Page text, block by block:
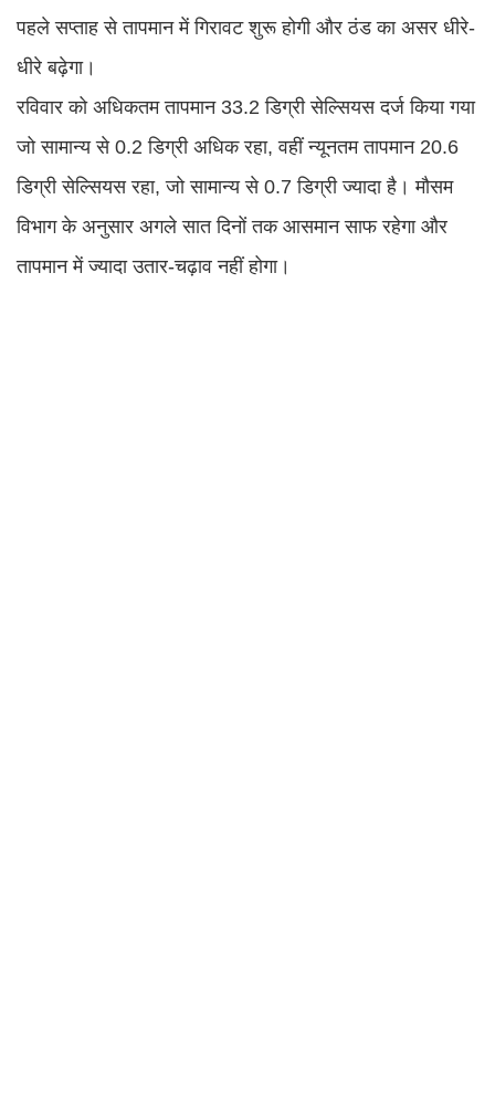
पहले सप्ताह से तापमान में गिरावट शुरू होगी और ठंड का असर धीरे-
धीरे बढ़ेगा।
रविवार को अधिकतम तापमान 33.2 डिग्री सेल्सियस दर्ज किया गया
जो सामान्य से 0.2 डिग्री अधिक रहा, वहीं न्यूनतम तापमान 20.6
डिग्री सेल्सियस रहा, जो सामान्य से 0.7 डिग्री ज्यादा है। मौसम
विभाग के अनुसार अगले सात दिनों तक आसमान साफ रहेगा और
तापमान में ज्यादा उतार-चढ़ाव नहीं होगा।